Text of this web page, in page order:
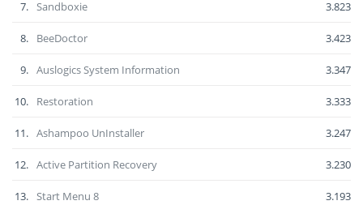
7. Sandboxie 3.823
8. BeeDoctor 3.423
9. Auslogics System Information 3.347
10. Restoration 3.333
11. Ashampoo UnInstaller 3.247
12. Active Partition Recovery 3.230
13. Start Menu 8 3.193